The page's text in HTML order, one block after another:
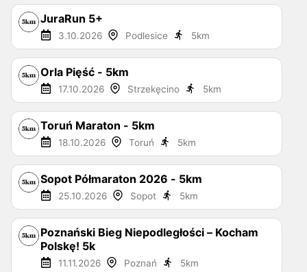
JuraRun 5+
3.10.2026 Podlesice 5km
Orla Pięść - 5km
17.10.2026 Strzekęcino 5km
Toruń Maraton - 5km
18.10.2026 Toruń 5km
Sopot Półmaraton 2026 - 5km
25.10.2026 Sopot 5km
Poznański Bieg Niepodległości – Kocham
Polskę! 5k
11.11.2026 Poznań 5km